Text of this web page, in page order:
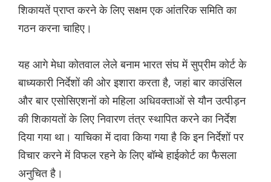
शिकायतें प्राप्त करने के लिए सक्षम एक आंतरिक समिति का
गठन करना चाहिए।
यह आगे मेधा कोतवाल लेले बनाम भारत संघ में सुप्रीम कोर्ट के
बाध्यकारी निर्देशों की ओर इशारा करता है, जहां बार काउंसिल
और बार एसोसिएशनों को महिला अधिवक्ताओं से यौन उत्पीड़न
की शिकायतों के लिए निवारण तंत्र स्थापित करने का निर्देश
दिया गया था। याचिका में दावा किया गया है कि इन निर्देशों पर
विचार करने में विफल रहने के लिए बॉम्बे हाईकोर्ट का फैसला
अनुचित है।